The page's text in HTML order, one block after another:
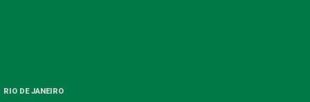
RIO DE JANEIRO